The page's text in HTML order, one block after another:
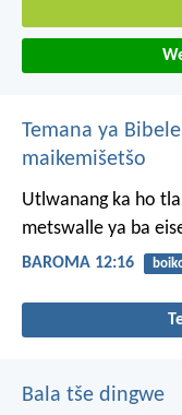
Temana ya
maikemišetšo
Utlwanang ka ho
metswalle ya ba
BAROMA 12:16
Bala tše dingwe